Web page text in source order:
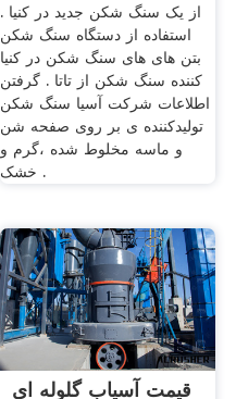
از یک سنگ شکن جدید در کنیا .
استفاده از دستگاه سنگ شکن
بتن های های سنگ شکن در کنیا
کننده سنگ شکن از تاتا . گرفتن
اطلاعات شرکت آسیا سنگ شکن
تولیدکننده ی بر روی صفحه شن
و ماسه مخلوط شده ،گرم و
خشک .
قیمت آسیاب گلوله ای